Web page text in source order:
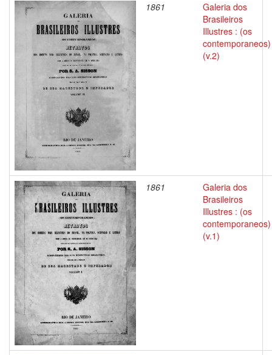
1861
Galeria dos
Brasileiros
Illustres : (os
contemporaneos)
(v.2)
1861
Galeria dos
Brasileiros
Illustres : (os
contemporaneos)
(v.1)